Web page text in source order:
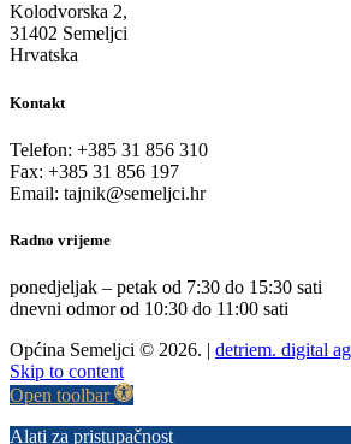
Kolodvorska 2,
31402 Semeljci
Hrvatska
Kontakt
Telefon: +385 31 856 310
Fax: +385 31 856 197
Email: tajnik@semeljci.hr
Radno vrijeme
ponedjeljak – petak od 7:30 do 15:30 sati
dnevni odmor od 10:30 do 11:00 sati
Općina Semeljci © 2026. | detriem. digital
Skip to content
Open toolbar
Alati za pristupačnost